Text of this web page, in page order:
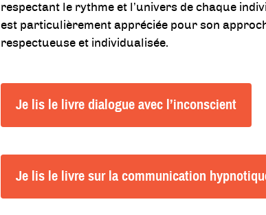
respectant le rythme et l’univers de chaque
est particulièrement appréciée pour son
respectueuse et individualisée.
Je lis le livre dialogue avec l’inconscient
Je lis le livre sur la communication